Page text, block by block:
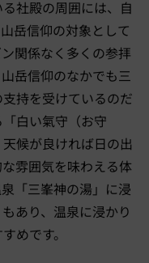
社殿の周囲には、自
岳信仰の対象として
関係なく多くの参拝
岳信仰のなかでも三
持を受けているのだ
白い氣守（お守
候が良ければ日の出
雰囲気を味わえる体
「三峯神の湯」に浸
あり、温泉に浸かり
めです。